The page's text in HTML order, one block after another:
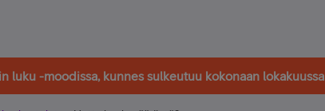
luku -moodissa, kunnes sulkeutuu kokonaan lokakuussa